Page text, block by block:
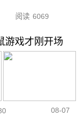
阅读 6069
游戏才刚开场
08-07